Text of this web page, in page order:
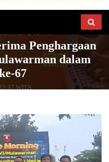
Penghargaan
dalam
67
WITA